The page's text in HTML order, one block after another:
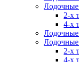
2-х
4-х
2-х
4-х